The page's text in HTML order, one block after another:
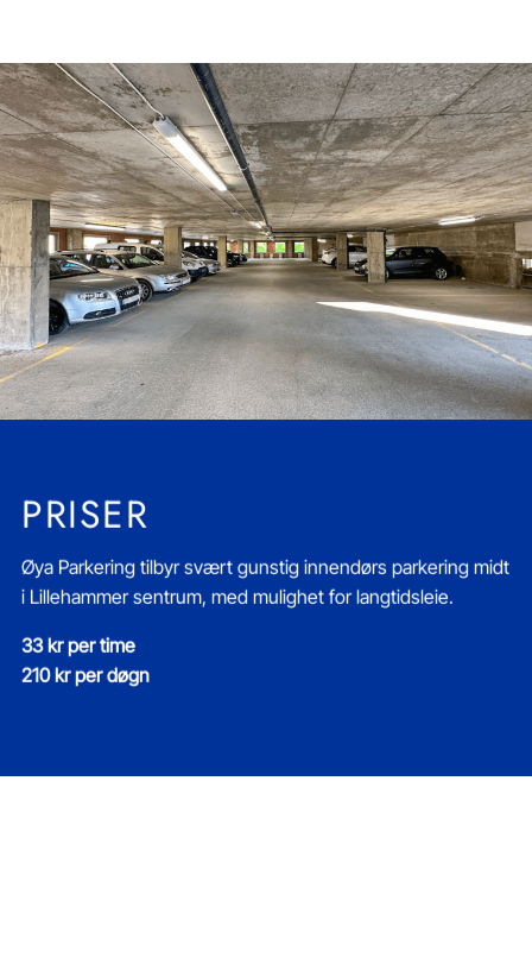
PRISER
Øya Parkering tilbyr svært gunstig innendørs parkering midt
i Lillehammer sentrum, med mulighet for langtidsleie.
33 kr per time
210 kr per døgn